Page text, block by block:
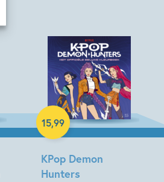
KPop Demon
Hunters
15,99
Paperback